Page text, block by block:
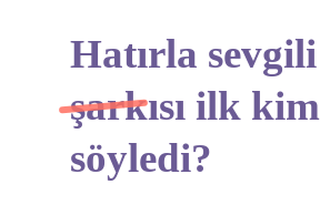
Hatırla sevgili
şarkısı ilk kim
söyledi?